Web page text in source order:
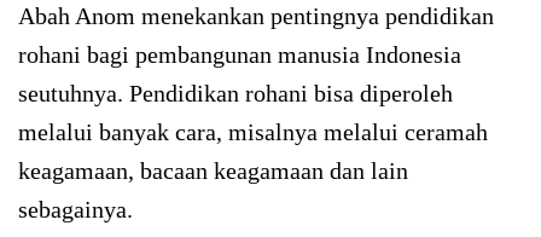
Abah Anom menekankan pentingnya pendidikan
rohani bagi pembangunan manusia Indonesia
seutuhnya. Pendidikan rohani bisa diperoleh
melalui banyak cara, misalnya melalui ceramah
keagamaan, bacaan keagamaan dan lain
sebagainya.